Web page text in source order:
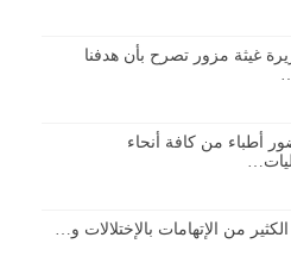
غيثة مزور تصرح بأن هدفنا
أطباء من كافة أنحاء
الكثير من الإتهامات بالإختلالات و…